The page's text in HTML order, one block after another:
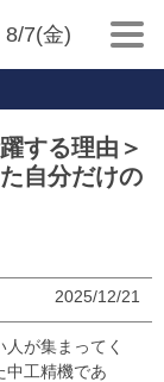
8/7(金)
する理由＞
自分だけの
2025/12/21
が集まってく
中工精機であ